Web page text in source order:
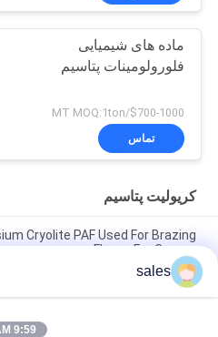
ماده های شیمیایی
فلورولومینات پتاسیم
$700-1000/MT MOQ:1ton
تماس
کریولیت پتاسیم
Cryolite PAF Used For Brazing
Fluxes For Copper
قیمت کارخانه مواد ساینده با کارایی
سفید خالص برای تولید صنعتی
sales
9:59 AM